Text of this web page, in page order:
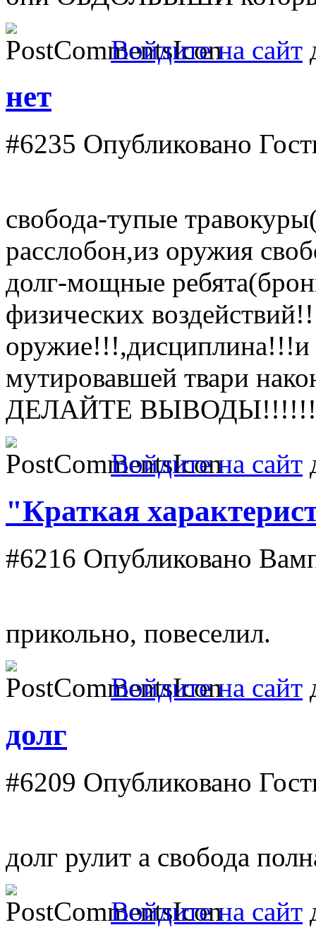
Войдите на сайт
нет
#6235 Опубликовано
свобода-тупые
расслобон,из оружия
долг-мощные
физических
оружие!!!,дисциплина!!!и
мутировавшей твари
ДЕЛАЙТЕ
Войдите на сайт
"Краткая
#6216 Опубликовано
прикольно, повеселил.
Войдите на сайт
долг
#6209 Опубликовано
долг рулит а свобода
Войдите на сайт